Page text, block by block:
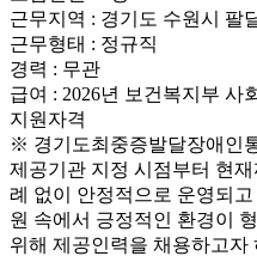
근무지역 : 경기도 수원시 팔
근무형태 : 정규직
경력 : 무관
급여 : 2026년 보건복지부 사
지원자격
※ 경기도최중증발달장애인
제공기관 지정 시점부터 현
례 없이 안정적으로 운영되
원 속에서 긍정적인 환경이
위해 제공인력을 채용하고자